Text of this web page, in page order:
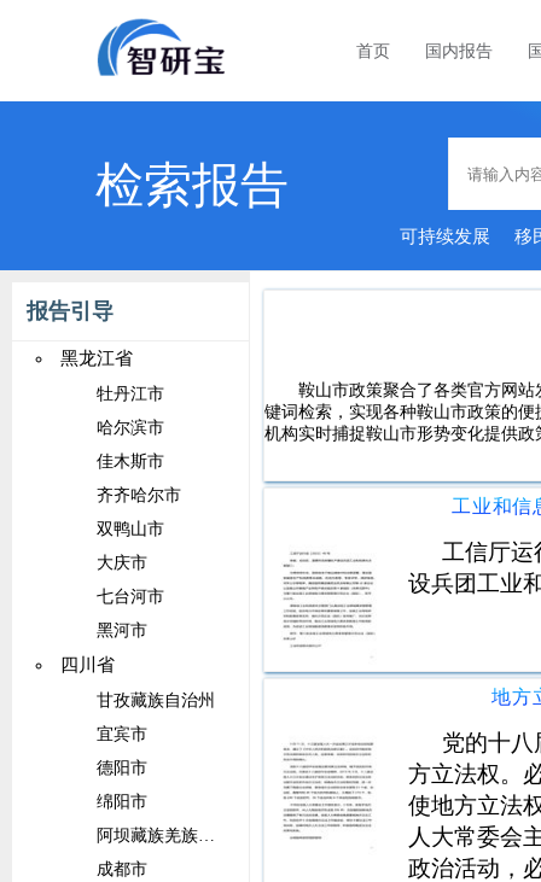
首页 国内报告
检索报告
可持续发展 移
报告引导
黑龙江省
牡丹江市
哈尔滨市
佳木斯市
齐齐哈尔市
双鸭山市
大庆市
七台河市
黑河市
四川省
甘孜藏族自治州
宜宾市
德阳市
绵阳市
阿坝藏族羌族自治州
成都市
鞍山市政策聚合了各类官方网
键词检索，实现各种鞍山市政策的
机构实时捕捉鞍山市形势变化提供政
工信厅运
设兵团工业
地方
党的十八
方立法权。
使地方立法
人大常委会
政治活动，